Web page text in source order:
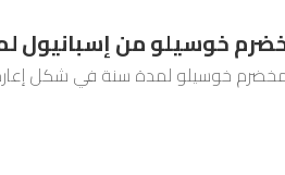
خوسيلو من إسبانيول
خوسيلو لمدة سنة في شكل